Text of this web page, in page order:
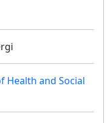
Health and Social